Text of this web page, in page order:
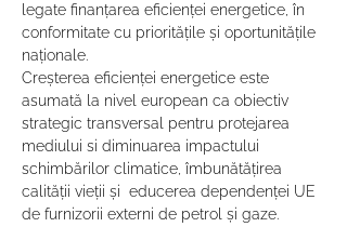
legate finanțarea eficienței energetice, în
conformitate cu prioritățile și oportunitățile
naționale.
Creșterea eficienței energetice este
asumată la nivel european ca obiectiv
strategic transversal pentru protejarea
mediului si diminuarea impactului
schimbărilor climatice, îmbunătățirea
calității vieții și  educerea dependenței UE
de furnizorii externi de petrol și gaze.